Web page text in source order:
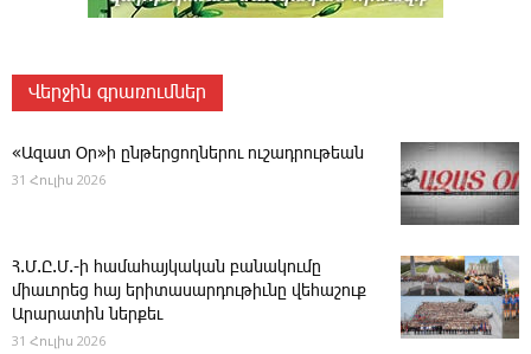
Վերջին գրառումներ
«Ազատ Օր»ի ընթերցողներու ուշադրութեան
31 Հուլիս 2026
Հ.Մ.Ը.Մ.-ի համահայկական բանակումը
միաւորեց հայ երիտասարդութիւնը վեհաշուք
Արարատին ներքեւ
31 Հուլիս 2026